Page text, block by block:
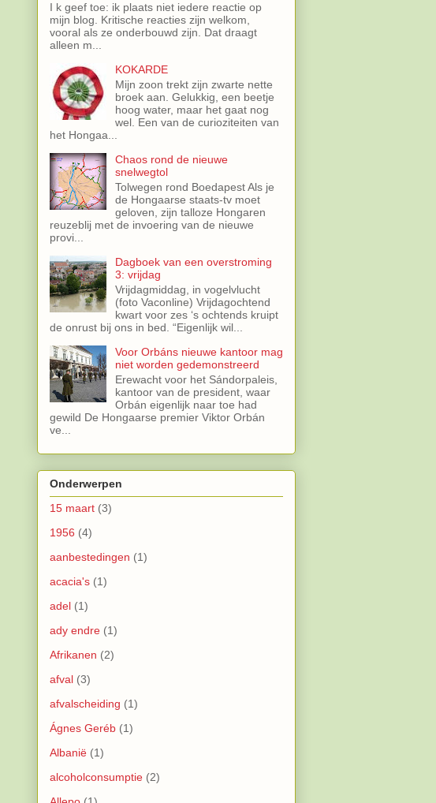
I k geef toe: ik plaats niet iedere reactie op
mijn blog. Kritische reacties zijn welkom,
vooral als ze onderbouwd zijn. Dat draagt
alleen m...
KOKARDE
Mijn zoon trekt zijn zwarte nette
broek aan. Gelukkig, een beetje
hoog water, maar het gaat nog
wel. Een van de curioziteiten van
het Hongaa...
Chaos rond de nieuwe
snelwegtol
Tolwegen rond Boedapest Als je
de Hongaarse staats-tv moet
geloven, zijn talloze Hongaren
reuzeblij met de invoering van de nieuwe
provi...
Dagboek van een overstroming
3: vrijdag
Vrijdagmiddag, in vogelvlucht
(foto Vaconline) Vrijdagochtend
kwart voor zes ‘s ochtends kruipt
de onrust bij ons in bed. “Eigenlijk wil...
Voor Orbáns nieuwe kantoor mag
niet worden gedemonstreerd
Erewacht voor het Sándorpaleis,
kantoor van de president, waar
Orbán eigenlijk naar toe had
gewild De Hongaarse premier Viktor Orbán
ve...
Onderwerpen
15 maart (3)
1956 (4)
aanbestedingen (1)
acacia's (1)
adel (1)
ady endre (1)
Afrikanen (2)
afval (3)
afvalscheiding (1)
Ágnes Geréb (1)
Albanië (1)
alcoholconsumptie (2)